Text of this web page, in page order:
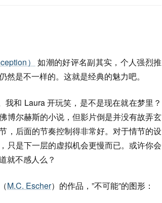
）
如潮的好评名副其实，个人强烈推
是不一样的。这就是经典的魅力吧。
我和 Laura 开玩笑，是不是现在就在梦里？
博尔赫斯的小说，但影片倒是并没有故弄玄
，后面的节奏控制得非常好。对于情节的设
只是下一层的虚拟机会更慢而已。或许你会
就不感人么？
M.C. Escher）的作品，”不可能”的图形：